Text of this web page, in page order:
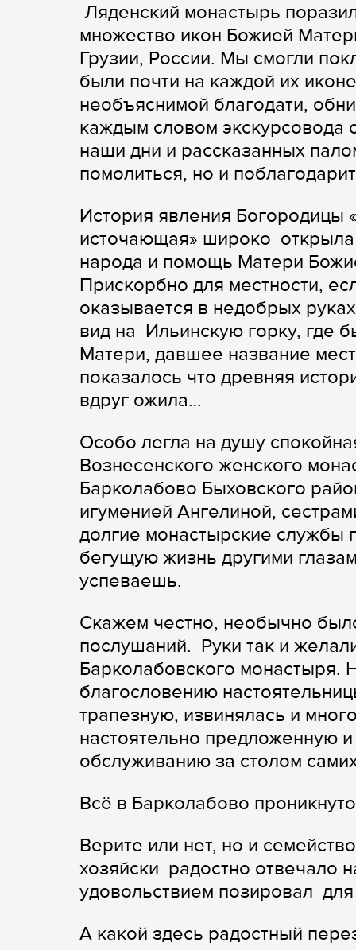
Ляденский монастырь
множество икон Божией
Грузии, России. Мы смогли
были почти на каждой их
необъяснимой благодати,
каждым словом
наши дни и рассказанных
помолиться, но и
История явления Богородицы
источающая» широко
народа и помощь Матери
Прискорбно для местности,
оказывается в недобрых
вид на Ильинскую горку, где
Матери, давшее название
показалось что древняя
вдруг ожила…
Особо легла на душу
Вознесенского женского
Барколабово Быховского
игуменией Ангелиной,
долгие монастырские службы
бегущую жизнь другими
успеваешь.
Скажем честно, необычно
послушаний. Руки так и
Барколабовского монастыря.
благословению
трапезную, извинялась и
настоятельно предложенную
обслуживанию за столом
Всё в Барколабово
Верите или нет, но и
хозяйски радостно отвечало
удовольствием позировал
А какой здесь радостный